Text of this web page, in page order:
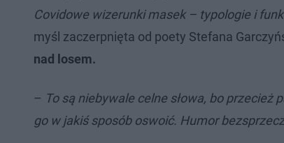
Covidowe wizerunki masek – typologie i
myśl zaczerpnięta od poety Stefana
nad losem.
– To są niebywale celne słowa, bo przecież
go w jakiś sposób oswoić. Humor